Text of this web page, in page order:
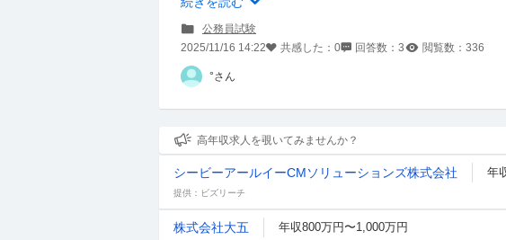
公務員試験
2025/11/16 14:22
共感した： 0 回答数： 3 閲覧数： 336
°さん
高年収求人を覗いてみませんか？
シービーアールイーCMソリューションズ株式会社 年
提供：ビズリーチ
株式会社大五 年収800万円〜1,000万円